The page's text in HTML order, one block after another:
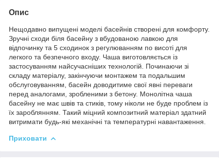
Опис
Нещодавно випущені моделі басейнів створені для комфорту.
Зручні сходи біля басейну з вбудованою лавкою для
відпочинку та 5 сходинок з регулюванням по висоті для
легкого та безпечного входу. Чаша виготовляється із
застосуванням найсучасніших технологій. Починаючи зі
складу матеріалу, закінчуючи монтажем та подальшим
обслуговуванням, басейн доводитиме свої явні переваги
перед аналогами, зробленими з бетону. Монолітна чаша
басейну не має швів та стиків, тому ніколи не буде проблем із
їх зароблянням. Такий міцний композитний матеріал здатний
витримати будь-які механічні та температурні навантаження.
Приховати